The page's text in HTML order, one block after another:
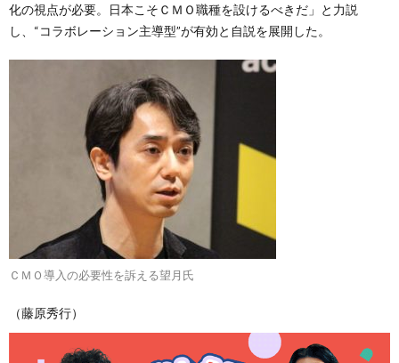
化の視点が必要。日本こそＣＭＯ職種を設けるべきだ」と力説
し、“コラボレーション主導型”が有効と自説を展開した。
ＣＭＯ導入の必要性を訴える望月氏
（藤原秀行）